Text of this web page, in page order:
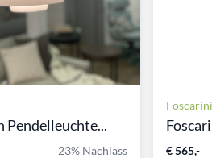
Pendelleuchte...
23% Nachlass
Foscarini
€ 565,-